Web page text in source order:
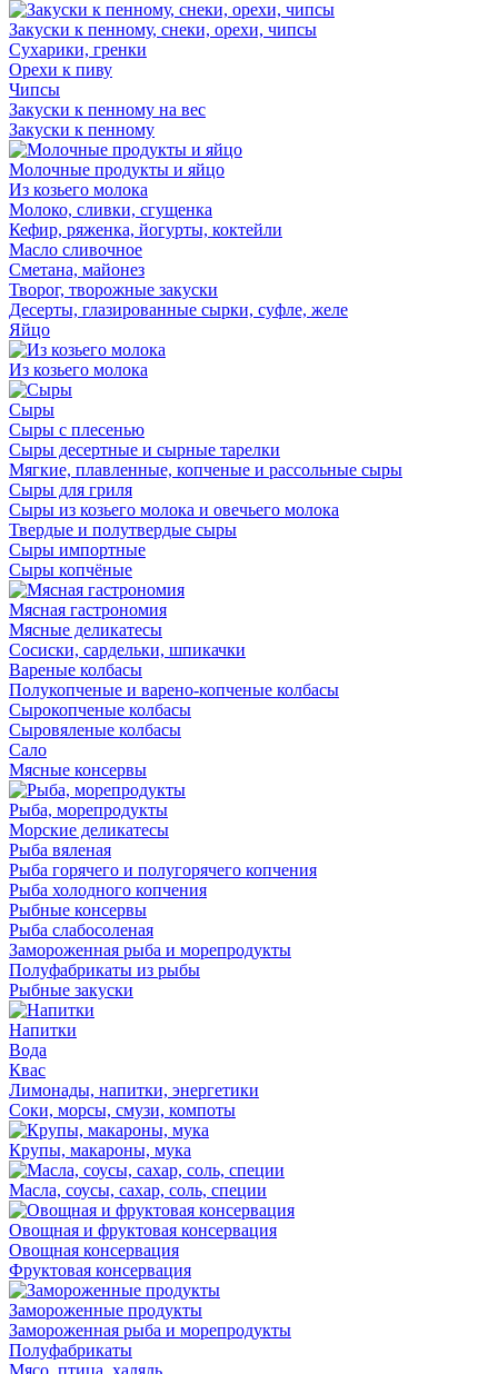
Закуски к пенному, снеки, орехи, чипсы
Сухарики, гренки
Орехи к пиву
Чипсы
Закуски к пенному на вес
Закуски к пенному
Молочные продукты и яйцо
Из козьего молока
Молоко, сливки, сгущенка
Кефир, ряженка, йогурты, коктейли
Масло сливочное
Сметана, майонез
Творог, творожные закуски
Десерты, глазированные сырки, суфле, желе
Яйцо
Из козьего молока
Сыры
Сыры с плесенью
Сыры десертные и сырные тарелки
Мягкие, плавленные, копченые и рассольные сыры
Сыры для гриля
Сыры из козьего молока и овечьего молока
Твердые и полутвердые сыры
Сыры импортные
Сыры копчёные
Мясная гастрономия
Мясные деликатесы
Сосиски, сардельки, шпикачки
Вареные колбасы
Полукопченые и варено-копченые колбасы
Сырокопченые колбасы
Сыровяленые колбасы
Сало
Мясные консервы
Рыба, морепродукты
Морские деликатесы
Рыба вяленая
Рыба горячего и полугорячего копчения
Рыба холодного копчения
Рыбные консервы
Рыба слабосоленая
Замороженная рыба и морепродукты
Полуфабрикаты из рыбы
Рыбные закуски
Напитки
Вода
Квас
Лимонады, напитки, энергетики
Соки, морсы, смузи, компоты
Крупы, макароны, мука
Масла, соусы, сахар, соль, специи
Овощная и фруктовая консервация
Овощная консервация
Фруктовая консервация
Замороженные продукты
Замороженная рыба и морепродукты
Полуфабрикаты
Мясо, птица, халяль